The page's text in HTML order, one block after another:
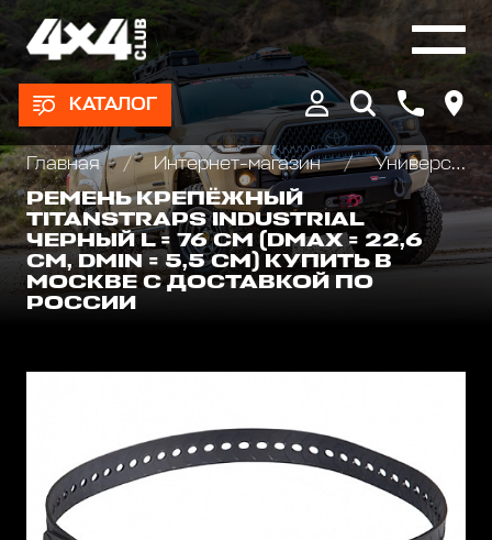
КАТАЛОГ
Главная Интернет-магазин
Универсальные крепления для груза
РЕМЕНЬ КРЕПЁЖНЫЙ
TITANSTRAPS INDUSTRIAL
ЧЕРНЫЙ L = 76 СМ (DMAX = 22,6
СМ, DMIN = 5,5 СМ) КУПИТЬ В
МОСКВЕ С ДОСТАВКОЙ ПО
РОССИИ